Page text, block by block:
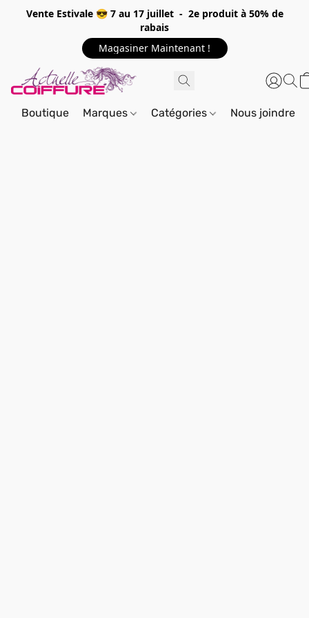
Vente Estivale 😎 7 au 17 juillet - 2e produit à 50% de
rabais
Magasiner Maintenant !
Boutique Marques Catégories Nous joindre